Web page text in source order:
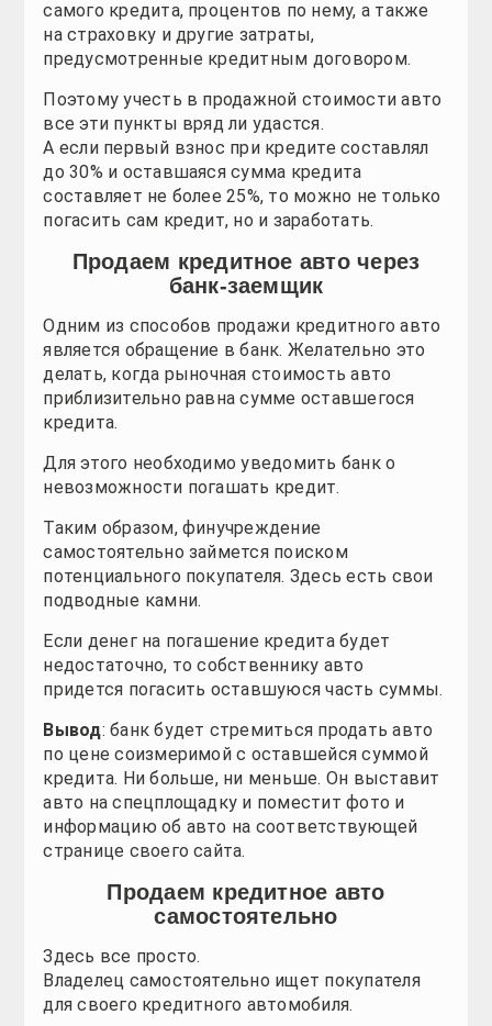
Автошоу
Таблицы
Полезно
Автошоу
Таблицы
Полезно
Автопром
Тюнинг
Обзоры
Новости
Все для авто
Автошоу
Фото галерея
Таблицы
Полезно
Автошоу
Таблицы
Полезно
Автопром
Тюнинг
Обзоры
Новости
Все для авто
Автошоу
Фото галерея
Таблицы
Полезно
Новинки
Тест-драйв
Автопром
Тюнинг
Автошоу
Таблицы
Полезно
Автопром
Тюнинг
Обзоры
Новости
Все для авто
Автошоу
Фото галерея
Таблицы
Полезно
Новинки
Тест-драйв
Автопром
Тюнинг
Автошоу
Таблицы
Полезно
Автопром
Тюнинг
Обзоры
Новости
Все для авто
Автошоу
Фото галерея
Таблицы
Полезно
Новинки
Тест-драйв
Автопром
Тюнинг
Автошоу
Таблицы
Полезно
Автопром
Тюнинг
Обзоры
Новости
Все для авто
Автошоу
Фото галерея
Таблицы
Полезно
Новинки
Тест-драйв
Автопром
Тюнинг
Автошоу
Таблицы
Полезно
Автопром
Тюнинг
Обзоры
Новости
Все для авто
Автошоу
Фото галерея
Таблицы
Полезно
Новинки
Тест-драйв
Автопром
Тюнинг
самого кредита, процентов по нему, а также
на страховку и другие затраты,
предусмотренные кредитным договором.
Поэтому учесть в продажной стоимости авто
все эти пункты вряд ли удастся.
А если первый взнос при кредите составлял
до 30% и оставшаяся сумма кредита
составляет не более 25%, то можно не только
погасить сам кредит, но и заработать.
Продаем кредитное авто через
банк-заемщик
Одним из способов продажи кредитного авто
является обращение в банк. Желательно это
делать, когда рыночная стоимость авто
приблизительно равна сумме оставшегося
кредита.
Для этого необходимо уведомить банк о
невозможности погашать кредит.
Таким образом, финучреждение
самостоятельно займется поиском
потенциального покупателя. Здесь есть свои
подводные камни.
Если денег на погашение кредита будет
недостаточно, то собственнику авто
придется погасить оставшуюся часть суммы.
Вывод: банк будет стремиться продать авто
по цене соизмеримой с оставшейся суммой
кредита. Ни больше, ни меньше. Он выставит
авто на спецплощадку и поместит фото и
информацию об авто на соответствующей
странице своего сайта.
Продаем кредитное авто
самостоятельно
Здесь все просто.
Владелец самостоятельно ищет покупателя
для своего кредитного автомобиля.